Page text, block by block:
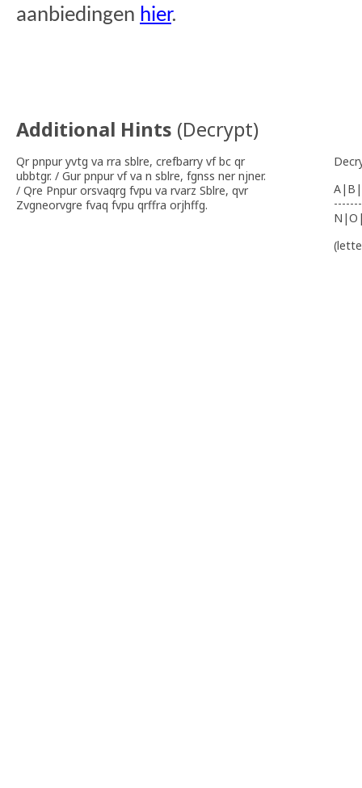
aanbiedingen hier.
Additional Hints (Decrypt)
Qr pnpur yvtg va rra sblre, crefbarry vf bc qr
ubbtgr. / Gur pnpur vf va n sblre, fgnss ner njner.
/ Qre Pnpur orsvaqrg fvpu va rvarz Sblre, qvr
Zvgneorvgre fvaq fvpu qrffra orjhffg.